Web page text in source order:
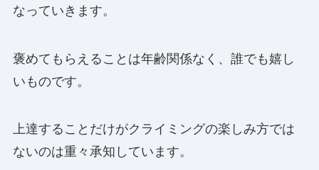
なっていきます。
褒めてもらえることは年齢関係なく、誰でも嬉し
いものです。
上達することだけがクライミングの楽しみ方では
ないのは重々承知しています。